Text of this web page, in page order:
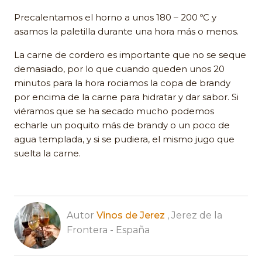
Precalentamos el horno a unos 180 – 200 ºC y
asamos la paletilla durante una hora más o menos.
La carne de cordero es importante que no se seque
demasiado, por lo que cuando queden unos 20
minutos para la hora rociamos la copa de brandy
por encima de la carne para hidratar y dar sabor. Si
viéramos que se ha secado mucho podemos
echarle un poquito más de brandy o un poco de
agua templada, y si se pudiera, el mismo jugo que
suelta la carne.
Autor Vinos de Jerez , Jerez de la
Frontera - España